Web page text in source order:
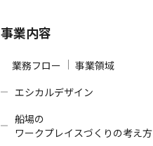
事業内容
業務フロー
事業領域
エシカルデザイン
船場の
ワークプレイスづくりの考え方